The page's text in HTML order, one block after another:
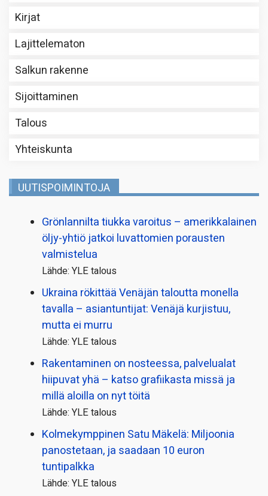
Kirjat
Lajittelematon
Salkun rakenne
Sijoittaminen
Talous
Yhteiskunta
UUTISPOIMINTOJA
Grönlannilta tiukka varoitus – amerikkalainen
öljy-yhtiö jatkoi luvattomien porausten
valmistelua
Lähde: YLE talous
Ukraina rökittää Venäjän taloutta monella
tavalla – asiantuntijat: Venäjä kurjistuu,
mutta ei murru
Lähde: YLE talous
Rakentaminen on nosteessa, palvelualat
hiipuvat yhä – katso grafiikasta missä ja
millä aloilla on nyt töitä
Lähde: YLE talous
Kolmekymppinen Satu Mäkelä: Miljoonia
panostetaan, ja saadaan 10 euron
tuntipalkka
Lähde: YLE talous